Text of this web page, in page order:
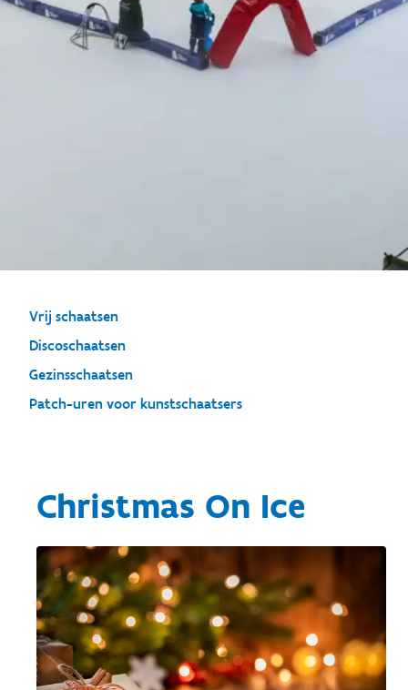
Vrij schaatsen
Discoschaatsen
Gezinsschaatsen
Patch-uren voor kunstschaatsers
Christmas On Ice